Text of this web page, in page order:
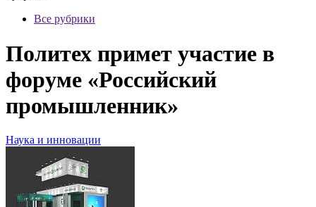
Все рубрики
Политех примет участие в
форуме «Российский
промышленник»
Наука и инновации